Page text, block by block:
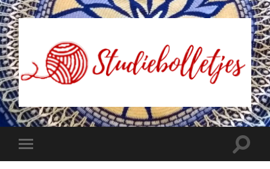
Studiebolletjes
Toggle
mobiel
Toggle